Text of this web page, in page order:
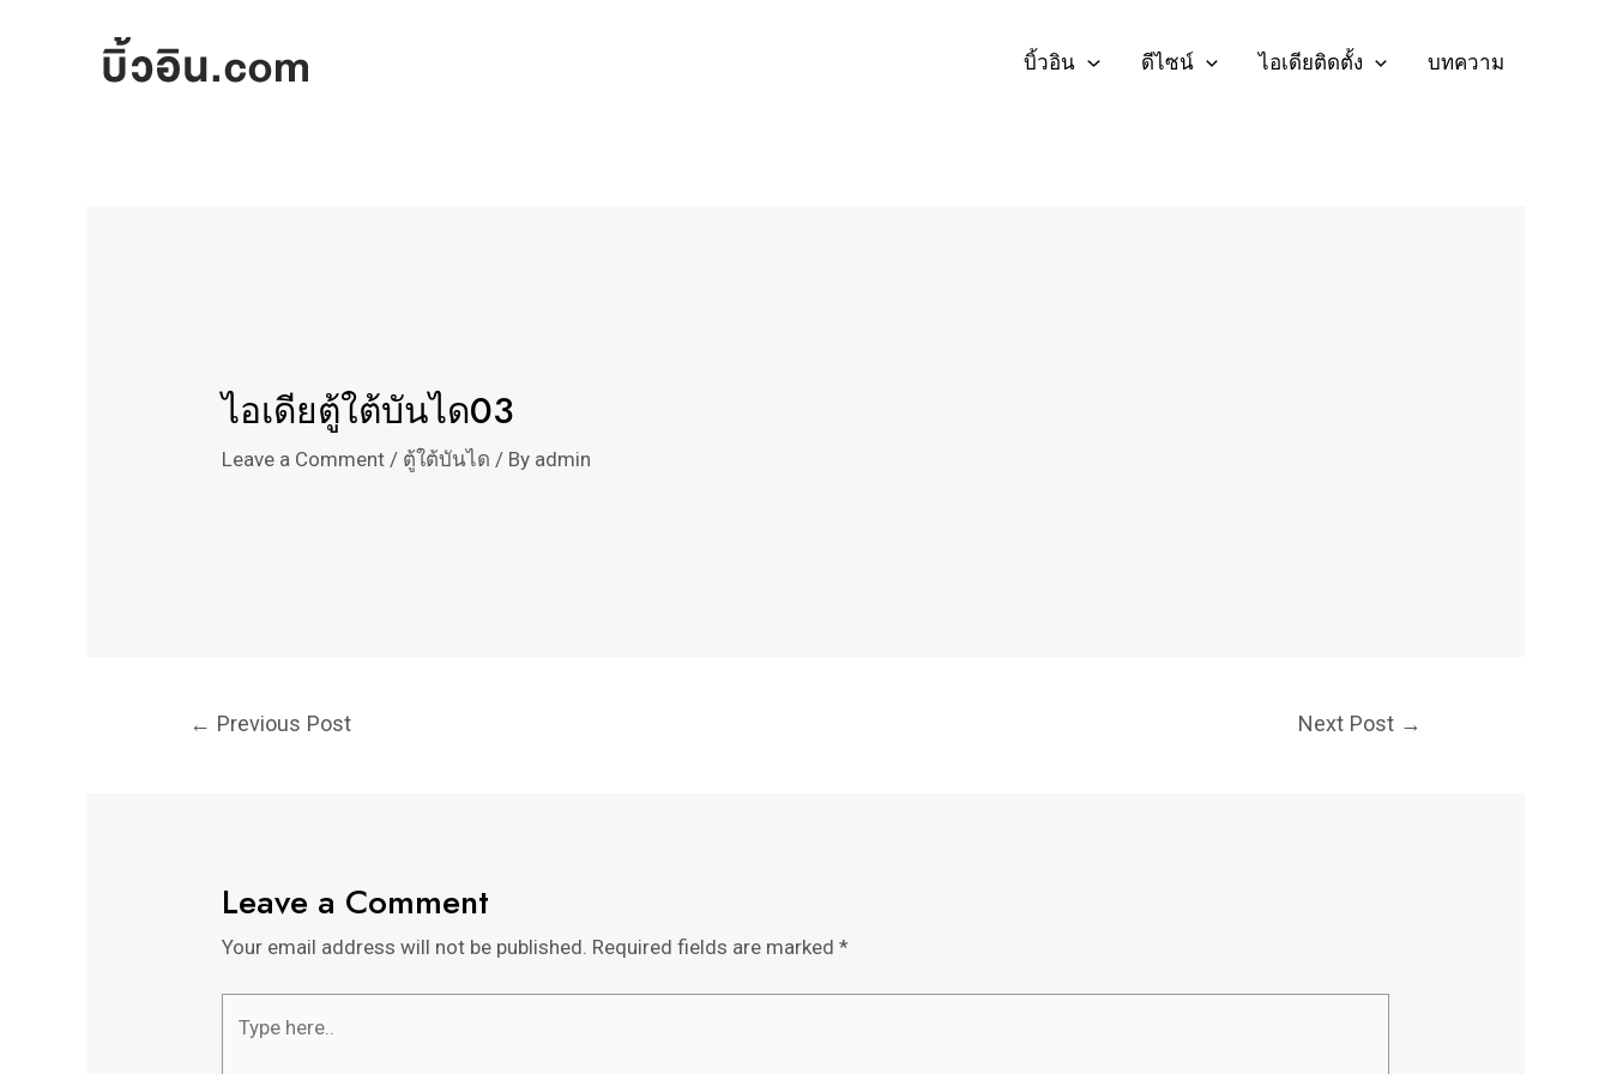
บิ้วอิน ดีไซน์ ไอเดียติดตั้ง บทความ
ไอเดียตู้ใต้บันได03
Leave a Comment / ตู้ใต้บันได / By admin
navigation
← Previous Post Next Post →
Leave a Comment
Your email address will not be published. Required fields are marked*
here..